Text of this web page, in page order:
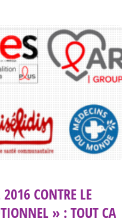
CONTRE LE
» : TOUT ÇA